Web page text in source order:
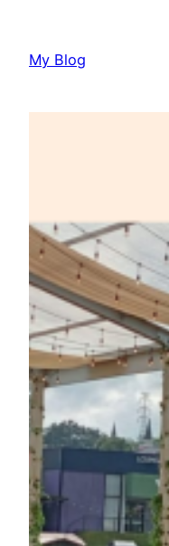
konten
My Blog